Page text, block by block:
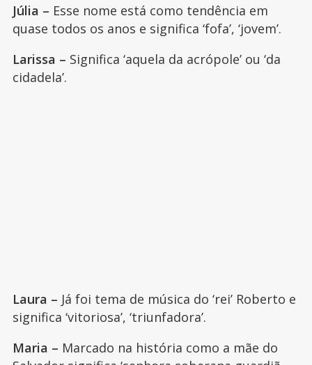
Júlia – Esse nome está como tendência em
quase todos os anos e significa ‘fofa’, ‘jovem’.
Larissa – Significa ‘aquela da acrópole’ ou ‘da
cidadela’.
Laura – Já foi tema de música do ‘rei’ Roberto e
significa ‘vitoriosa’, ‘triunfadora’.
Maria – Marcado na história como a mãe do